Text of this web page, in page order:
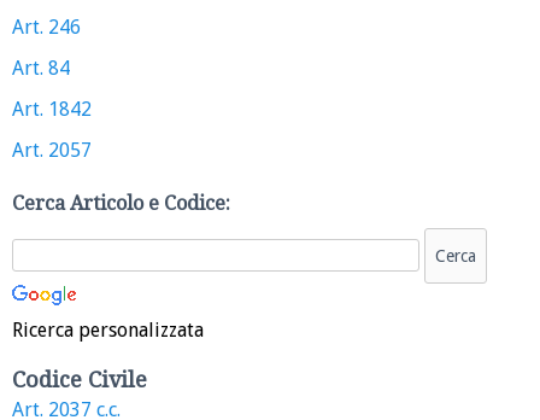
Art. 246
Art. 84
Art. 1842
Art. 2057
Cerca Articolo e Codice:
Ricerca personalizzata
Codice Civile
Art. 2037 c.c.